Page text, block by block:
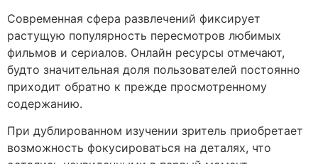
Современная сфера развлечений фиксирует
растущую популярность пересмотров любимых
фильмов и сериалов. Онлайн ресурсы отмечают,
будто значительная доля пользователей постоянно
приходит обратно к прежде просмотренному
содержанию.
При дублированном изучении зритель приобретает
возможность фокусироваться на деталях, что